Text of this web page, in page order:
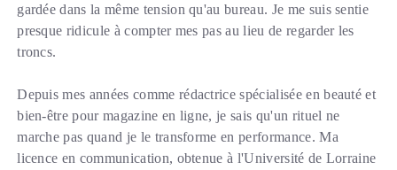
gardée dans la même tension qu'au bureau. Je me suis sentie
presque ridicule à compter mes pas au lieu de regarder les
troncs.
Depuis mes années comme rédactrice spécialisée en beauté et
bien-être pour magazine en ligne, je sais qu'un rituel ne
marche pas quand je le transforme en performance. Ma
licence en communication, obtenue à l'Université de Lorraine